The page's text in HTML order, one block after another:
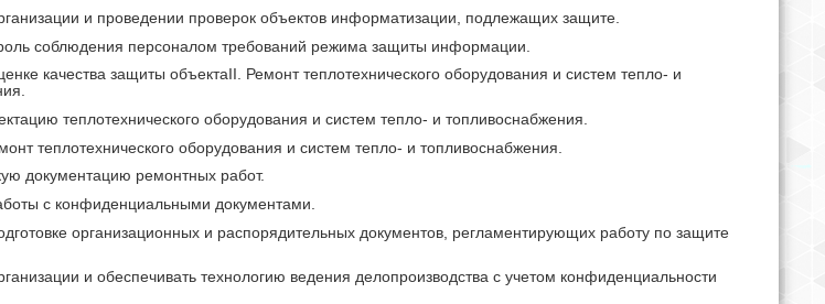
и проведении проверок объектов информатизации, подлежащих защите.
соблюдения персоналом требований режима защиты информации.
качества защиты объектаII. Ремонт теплотехнического оборудования и систем тепло- и
теплотехнического оборудования и систем тепло- и топливоснабжения.
теплотехнического оборудования и систем тепло- и топливоснабжения.
документацию ремонтных работ.
с конфиденциальными документами.
организационных и распорядительных документов, регламентирующих работу по защите
и обеспечивать технологию ведения делопроизводства с учетом конфиденциальности